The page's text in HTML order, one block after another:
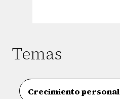
Temas
Crecimiento personal